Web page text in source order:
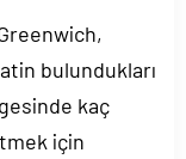
bulundukları
kaç
için